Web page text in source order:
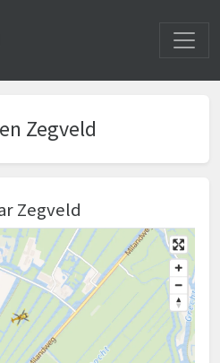
Zegveld
Zegveld